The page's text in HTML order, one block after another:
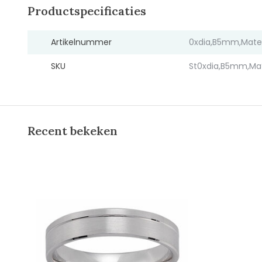
Productspecificaties
Artikelnummer
SKU
Recent bekeken